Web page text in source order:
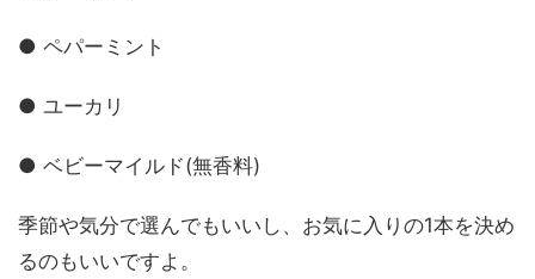
● ペパーミント
● ユーカリ
● ベビーマイルド(無香料)
季節や気分で選んでもいいし、お気に入りの1本を決め
るのもいいですよ。